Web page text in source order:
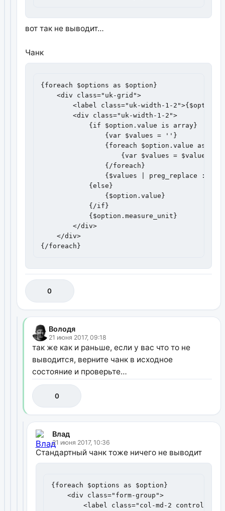
вот так не выводит…
Чанк
{foreach $options as $option}
    <div class="uk-grid">
<label class="uk-width-1-
        <div class="uk-width-1-2">
            {if $option.value is array}
                {var $values = ''}
{foreach $option.value as
{var $values = $values ~
                {/foreach}
{$values | preg_replace : '#,
            {else}
                {$option.value}
            {/if}
            {$option.measure_unit}
        </div>
    </div>
{/foreach}
0
Володя
21 июня 2017, 09:18
так же как и раньше, если у вас что то не
выводится, верните чанк в исходное
состояние и проверьте…
0
Влад
21 июня 2017, 10:36
Стандартный чанк тоже ничего не выводит
{foreach $options as $option}
    <div class="form-group">
<label class="col-md-2 control-